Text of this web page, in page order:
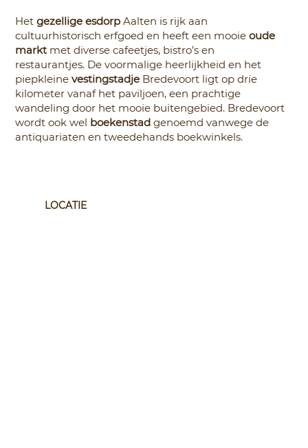
Hetgezellige esdorp Aalten is rijk aan
cultuurhistorisch erfgoed en heeft een mooieoude
marktmet diverse cafeetjes, bistro’s en
restaurantjes. De voormalige heerlijkheid en het
piepkleinevestingstadje Bredevoort ligt op drie
kilometer vanaf het paviljoen, een prachtige
wandeling door het mooie buitengebied. Bredevoort
wordt ook wel boekenstadgenoemd vanwege de
antiquariaten en tweedehands boekwinkels.
LOCATIE